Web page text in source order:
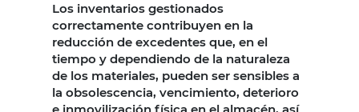
Los inventarios gestionados
correctamente contribuyen en la
reducción de excedentes que, en el
tiempo y dependiendo de la naturaleza
de los materiales, pueden ser sensibles a
la obsolescencia, vencimiento, deterioro